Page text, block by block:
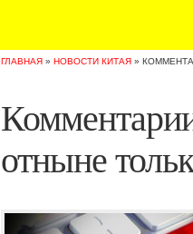
ГЛАВНАЯ » НОВОСТИ КИТАЯ »
отныне